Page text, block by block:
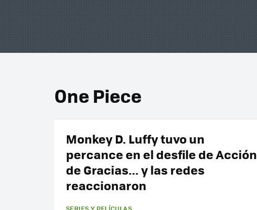
One Piece
Monkey D. Luffy tuvo un
percance en el desfile de Acción
de Gracias... y las redes
reaccionaron